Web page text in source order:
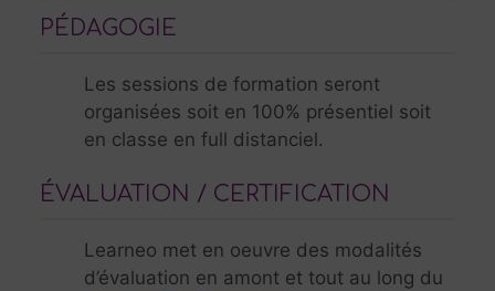
PÉDAGOGIE
Les sessions de formation seront
organisées soit en 100% présentiel soit
en classe en full distanciel.
ÉVALUATION / CERTIFICATION
Learneo met en oeuvre des modalités
d’évaluation en amont et tout au long du